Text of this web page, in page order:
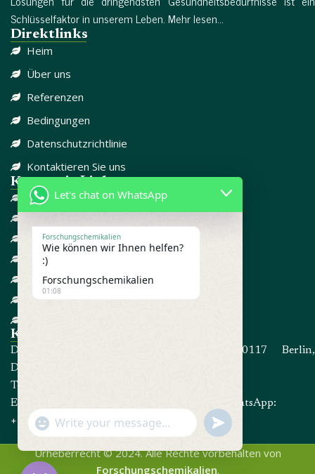
Schlüsselfaktor in unserem Leben. Mehr lesen...
Direktlinks
Heim
Über uns
Referenzen
Bedingungen
Datenschutzrichtlinie
Kontaktieren Sie uns
Kategorie-Links
DISSOZIATIV
CBD
FORSCHUNGSCHEMIKALIEN
GEGEN ANGST
ADD / ADHD
Kontakt informationen
Die Adresse: Kommandorstraße 80, 10117 Berlin,
Deutschland
Telefon:
E-Mail:
WhatsApp:
+4915214191467
Urheberrecht © 2024. Alle Rechte vorbehalten von
Forschungschemikalien.
Let's chat on WhatsApp
Forschungschemikalien
Wie können wir Ihnen helfen?
:)
Forschungschemikalien
01:08
"+chaty_settings.lang.emoji_picker+"
WhatsApp
undefined